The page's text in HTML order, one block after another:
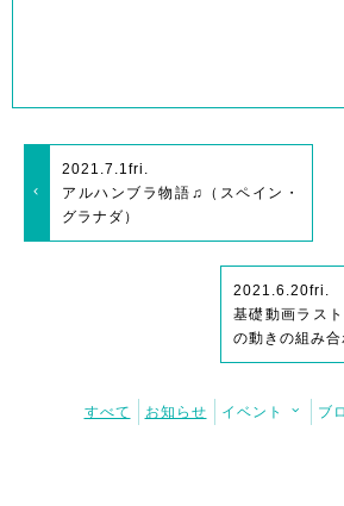
2021.7.1 fri.
アルハンブラ物語♫（スペイン・
グラナダ）
2021.6.20fri.
基礎動画ラス
の動きの組み
すべて お知らせ イベント ブ